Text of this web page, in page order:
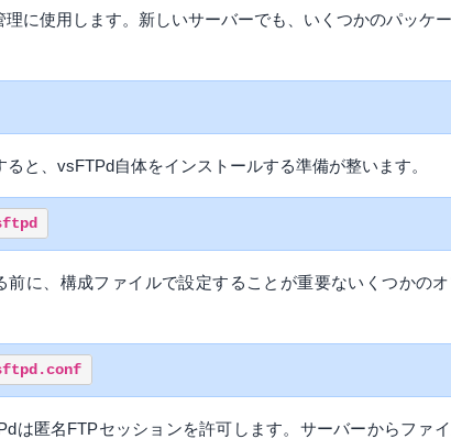
理に使用します。新しいサーバーでも、いくつかのパッケ
と、vsFTPd自体をインストールする準備が整います。
前に、構成ファイルで設定することが重要ないくつかの
vi /etc/vsftpd/vsftpd.conf
は匿名FTPセッションを許可します。サーバーからファ